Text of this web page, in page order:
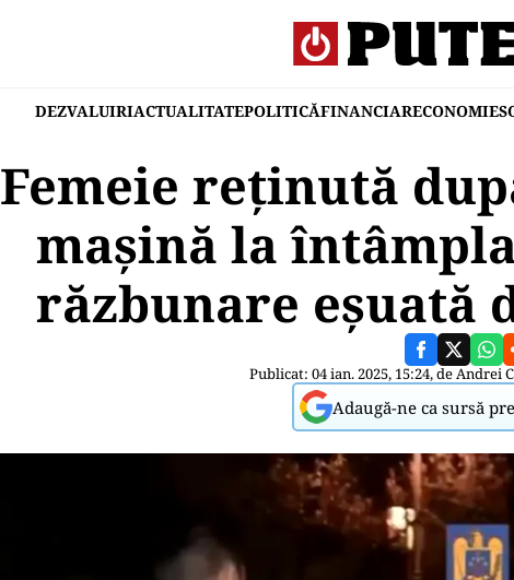
DEZVALUIRIACTUALITATEPOLITICĂFINANCIARECONOMIE
Femeie reținută
mașină la
răzbunare eșuată
Publicat: 04 ian. 2025, 15:24, deAndrei
Adaugă-ne ca sursă